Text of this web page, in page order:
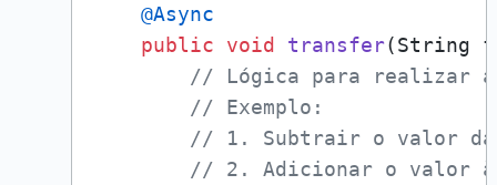
@Async
public
void transfer(String
// Lógica para realizar
// Exemplo:
// 1. Subtrair o valor da
// 2. Adicionar o valor à